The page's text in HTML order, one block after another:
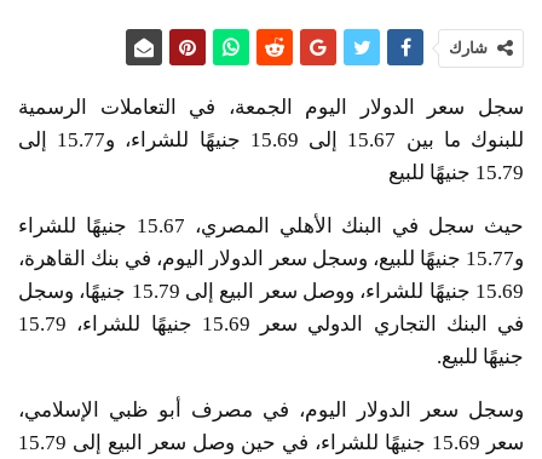
شارك
سجل سعر الدولار اليوم الجمعة، في التعاملات الرسمية
للبنوك ما بين 15.67 إلى 15.69 جنيهًا للشراء، و15.77 إلى
15.79 جنيهًا للبيع
حيث سجل في البنك الأهلي المصري، 15.67 جنيهًا للشراء
و15.77 جنيهًا للبيع، وسجل سعر الدولار اليوم، في بنك القاهرة،
15.69 جنيهًا للشراء، ووصل سعر البيع إلى 15.79 جنيهًا، وسجل
في البنك التجاري الدولي سعر 15.69 جنيهًا للشراء، 15.79
جنيهًا للبيع.
وسجل سعر الدولار اليوم، في مصرف أبو ظبي الإسلامي،
سعر 15.69 جنيهًا للشراء، في حين وصل سعر البيع إلى 15.79